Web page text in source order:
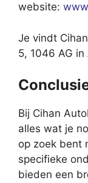
website:
Je vindt
5, 1046 AG
Bij Cihan
alles wat je
op zoek bent
specifieke
bieden een